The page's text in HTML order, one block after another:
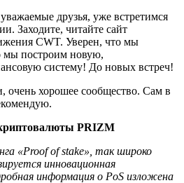
друзья, уже встретимся
Заходите, читайте сайт
CWT. Уверен, что мы
мы построим новую,
систему! До новых встреч!
очень хорошее сообщество. Сам в
PRIZM
«Proof of stake», так широко
инновационная
информация о PoS изложена